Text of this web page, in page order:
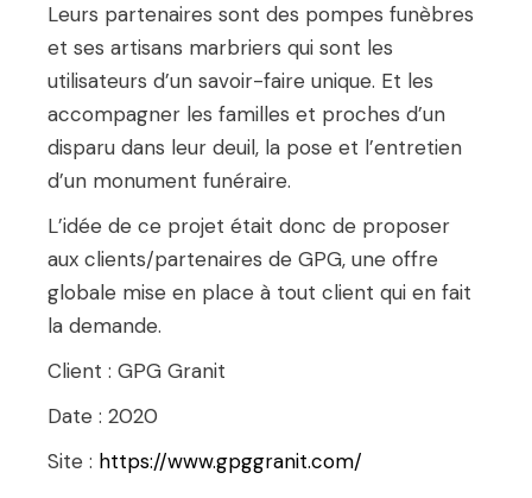
Leurs partenaires sont des pompes funèbres
et ses artisans marbriers qui sont les
utilisateurs d’un savoir-faire unique. Et les
accompagner les familles et proches d’un
disparu dans leur deuil, la pose et l’entretien
d’un monument funéraire.
L’idée de ce projet était donc de proposer
aux clients/partenaires de GPG, une offre
globale mise en place à tout client qui en fait
la demande.
Client : GPG Granit
Date : 2020
Site : https://www.gpggranit.com/